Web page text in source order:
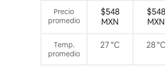
Precio
promedio
$548
MXN
$548
MXN
Temp.
promedio
27 °C 28 °C